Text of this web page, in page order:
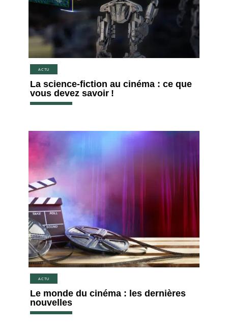
ACTU
La science-fiction au cinéma : ce que
vous devez savoir !
ACTU
Le monde du cinéma : les dernières
nouvelles